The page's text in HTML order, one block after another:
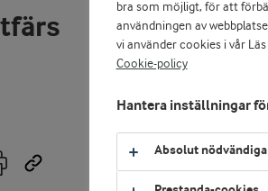
bra som möjligt, för att
användningen av
vi använder cookies i vår Läs
Cookie-policy
Hantera inställningar
Absolut